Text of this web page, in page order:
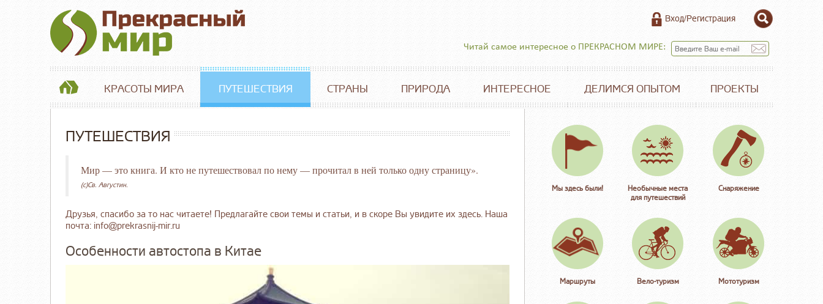
Вход/Регистрация
Читай самое интересное о ПРЕКРАСНОМ МИРЕ:
КРАСОТЫ МИРА ПУТЕШЕСТВИЯ СТРАНЫ ПРИРОДА ИНТЕРЕСНОЕ ДЕЛИМСЯ ОПЫТОМ ПРОЕКТЫ
ПУТЕШЕСТВИЯ
Мир — это книга. И кто не путешествовал по нему — прочитал в ней только одну страницу».
(c)Св. Августин.
Друзья, спасибо за то нас читаете! Предлагайте свои темы и статьи, и в скоре Вы увидите их здесь. Наша
почта: info@prekrasnij-mir.ru
Особенности автостопа в Китае
Мы здесь были!
Необычные места
для путешествий
Снаряжение
Маршруты Вело-туризм Мототуризм